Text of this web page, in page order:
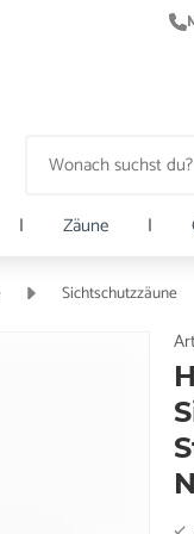
| Zäune |
Sichtschutzzäune